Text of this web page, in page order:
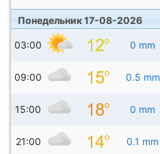
Понедельник 17-08-2026
03:00 0 mm
09:00 0.5 mm
15:00 0 mm
21:00 0.1 mm